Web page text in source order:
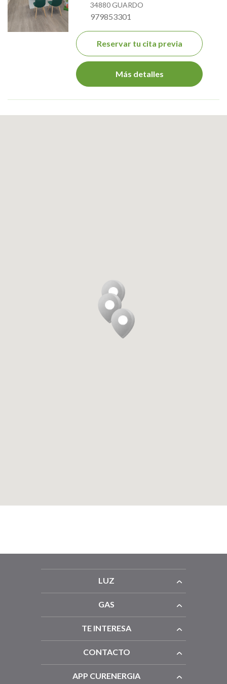
34880 GUARDO
979853301
Reservar tu cita previa
Más detalles
LUZ
GAS
TE INTERESA
CONTACTO
APP CURENERGIA